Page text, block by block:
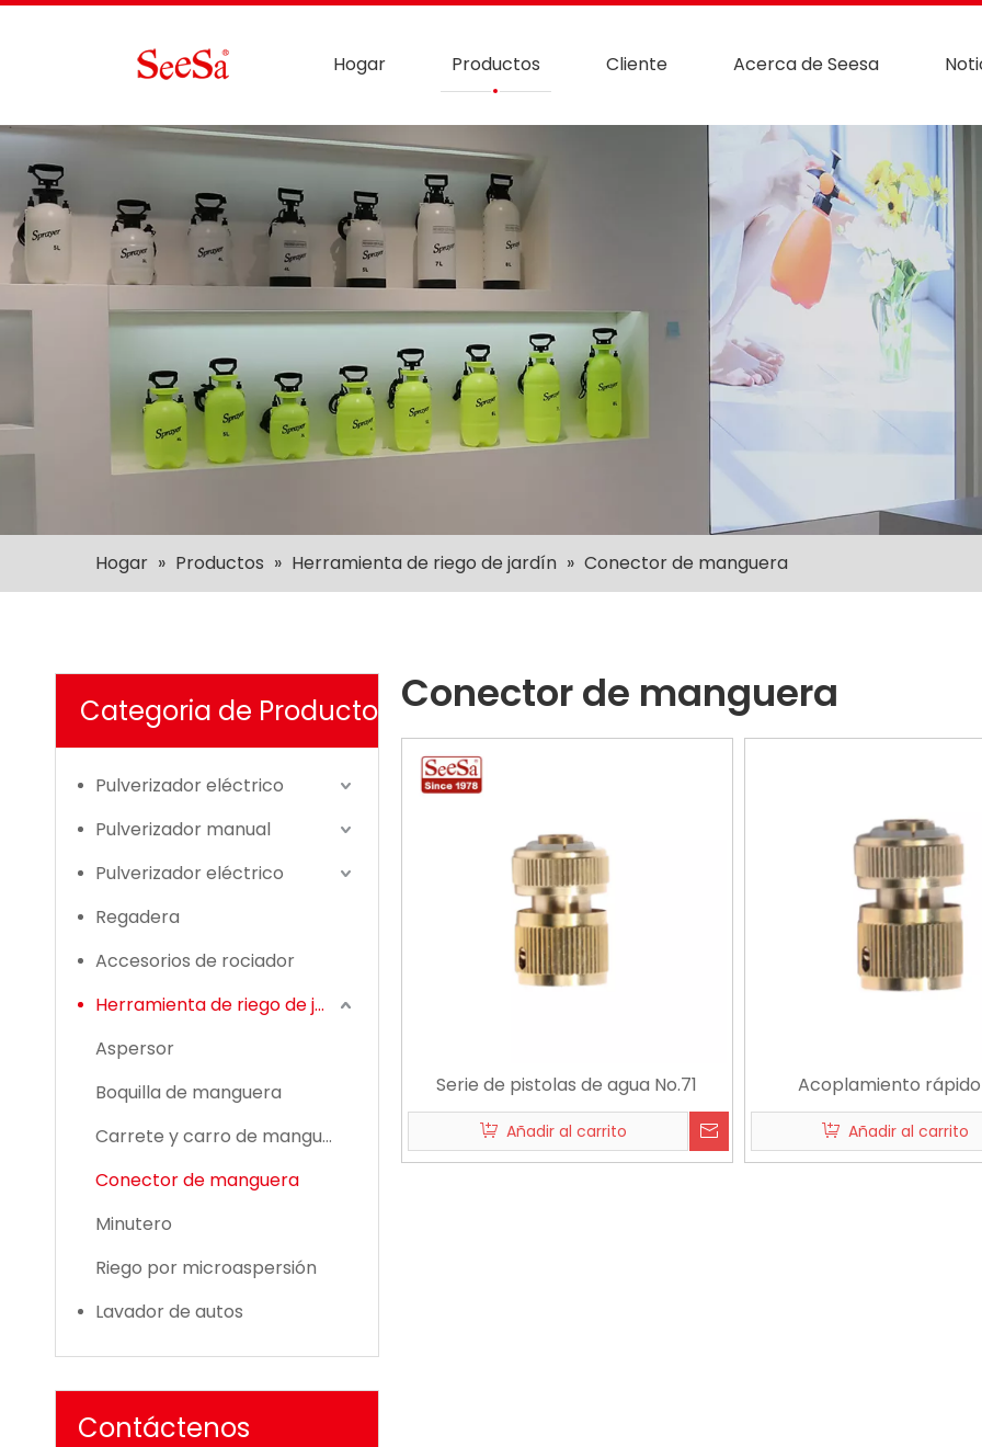
Hogar Productos Cliente Acerca de Seesa
Hogar » Productos » Herramienta de riego de jardín » Conector de manguera
Categoria de Producto
Pulverizador eléctrico
Pulverizador manual
Pulverizador eléctrico
Regadera
Accesorios de rociador
Herramienta de riego de jardín
Aspersor
Boquilla de manguera
Carrete y carro de manguera
Conector de manguera
Minutero
Riego por microaspersión
Lavador de autos
Contáctenos
Conector de manguera
Serie de pistolas de agua No.71
Añadir al carrito
Acoplamiento rápido
Añadir al carrito